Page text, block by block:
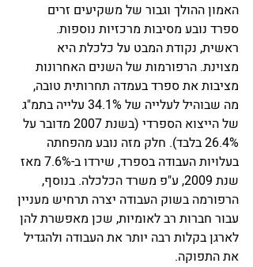
האמון ההולך וגבור של משקיעים זרים
ספרד נובע מסיבות מרכזיות נוספות.
ראשית, נקודת המבט על כלכלת היא
מצוינת. הרפורמות של השנים האחרונות
מציבות את ספרד בעמדה תחרותית טובה,
מה שבוהיל לעלייה של 34.1% עלייה בתמ"ג
של הייצוא הספרדי (בשנת 2007 מדובר על
26.4% בלבד). חלק מזה נובע מהפחתה
בעלויות העבודה בספרד, שירדו ב-7.6% מאז
שנת 2009, ע"פ משרד הכלכלה. בנוסף,
הרפורמה בשוק העבודה יצרה תרחיש מעניין
עבור חברות רב לאומיות, שכן מאפשרת להן
לארגן בקלות רבה יותר את העבודה ולהגדיל
את התפוקה.